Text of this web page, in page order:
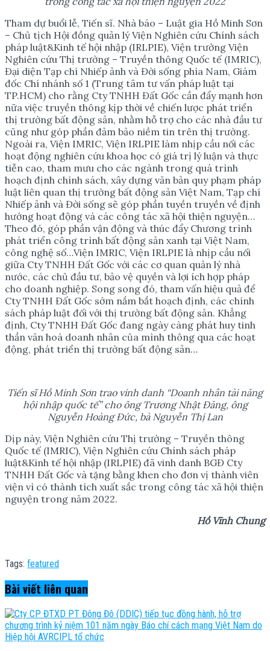
Tham dự buổi lễ, Tiến sĩ. Nhà báo – Luật gia Hồ Minh Sơn
– Chủ tịch Hội đồng quản lý Viện Nghiên cứu Chính sách
pháp luật&Kinh tế hội nhập (IRLPIE), Viện trưởng Viện
Nghiên cứu Thị trường – Truyền thông Quốc tế (IMRIC),
Đại diện Tạp chí Nhiếp ảnh và Đời sống phía Nam, Giám
đốc Chí nhánh số 1 (Trung tâm tư vấn pháp luật tại
TP.HCM) cho rằng Cty TNHH Đất Gốc cần đẩy mạnh hơn
nữa việc truyền thông kịp thời về chiến lược phát triển
thị trường bất động sản, nhằm hỗ trợ cho các nhà đầu tư
cũng như góp phần đảm bảo niềm tin trên thị trường.
Ngoài ra, Viện IMRIC, Viện IRLPIE làm nhịp cầu nối các
hoạt động nghiên cứu khoa học có giá trị lý luận và thực
tiễn cao, tham mưu cho các ngành trong quá trình
hoạch định chính sách, xây dựng văn bản quy phạm pháp
luật liên quan thị trường bất động sản Việt Nam, Tạp chí
Nhiếp ảnh và Đời sống sẽ góp phần tuyền truyền về định
hướng hoạt động và các công tác xã hội thiện nguyện…
Theo đó, góp phần vận động và thúc đẩy Chương trình
phát triển công trình bất động sản xanh tại Việt Nam,
công nghệ số…Viện IMRIC, Viện IRLPIE là nhịp cầu nối
giữa Cty TNHH Đất Gốc với các cơ quan quản lý nhà
nước, các chủ đầu tư, bảo vệ quyền và lợi ích hợp pháp
cho doanh nghiệp. Song song đó, tham vấn hiệu quả để
Cty TNHH Đất Gốc sớm nắm bắt hoạch định, các chính
sách pháp luật đối với thị trường bất động sản. Khẳng
định, Cty TNHH Đất Gốc đang ngày càng phát huy tinh
thần văn hoá doanh nhân của mình thông qua các hoạt
động, phát triển thị trường bất động sản…
Tiến sĩ Hồ Minh Sơn trao vinh danh “Doanh nhân tài năng
hội nhập quốc tế” cho ông Trương Nhật Đăng, ông
Nguyễn Hoàng Đức, bà Nguyễn Thị Lan
Dịp này, Viện Nghiên cứu Thị trường – Truyền thông
Quốc tế (IMRIC), Viện Nghiên cứu Chính sách pháp
luật&Kinh tế hội nhập (IRLPIE) đã vinh danh BGĐ Cty
TNHH Đất Gốc và tặng bằng khen cho đơn vị thành viên
viện vì có thành tích xuất sắc trong công tác xã hội thiện
nguyện trong năm 2022.
Hồ Vĩnh Chung
Tags: featured
Bài viết liên quan